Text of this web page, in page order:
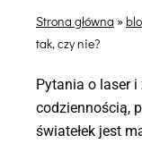
Strona główna »
tak, czy nie?
Pytania o laser
codziennością,
światełek jest